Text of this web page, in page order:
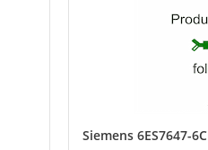
Siemens 6ES7647-